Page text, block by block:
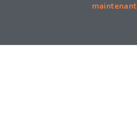
maintenant